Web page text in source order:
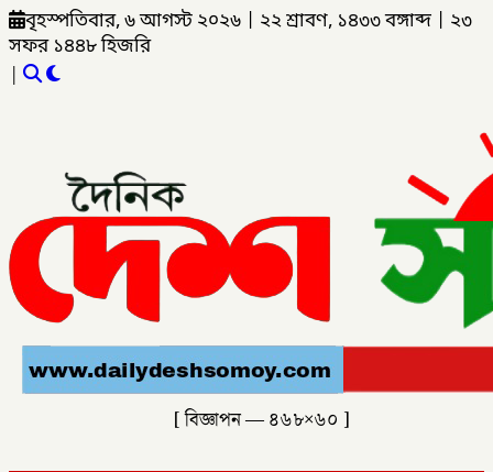
বৃহস্পতিবার, ৬ আগস্ট ২০২৬ ২২ শ্রাবণ, ১৪৩৩ বঙ্গাব্দ
২৩
সফর ১৪৪৮ হিজরি
|
[ বিজ্ঞাপন — ৪৬৮×৬০ ]